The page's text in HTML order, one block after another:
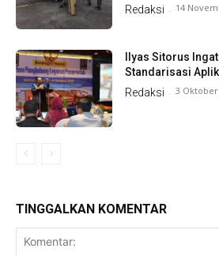
Redaksi - 14
Ilyas Sitorus
Standarisasi
Redaksi - 3 Oktober
TINGGALKAN KOMENTAR